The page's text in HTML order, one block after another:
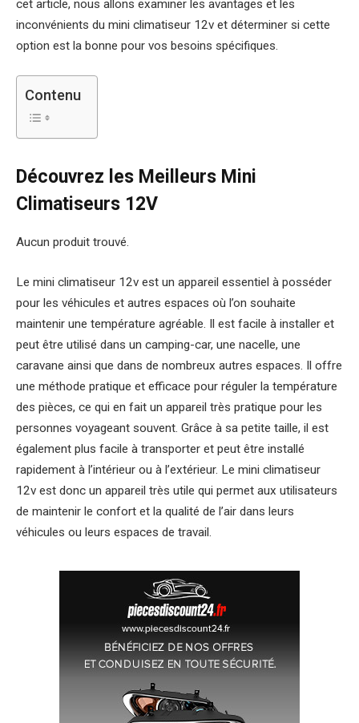
cet article, nous allons examiner les avantages et les
inconvénients du mini climatiseur 12v et déterminer si cette
option est la bonne pour vos besoins spécifiques.
Contenu
Découvrez les Meilleurs Mini
Climatiseurs 12V
Aucun produit trouvé.
Le mini climatiseur 12v est un appareil essentiel à posséder
pour les véhicules et autres espaces où l’on souhaite
maintenir une température agréable. Il est facile à installer et
peut être utilisé dans un camping-car, une nacelle, une
caravane ainsi que dans de nombreux autres espaces. Il offre
une méthode pratique et efficace pour réguler la température
des pièces, ce qui en fait un appareil très pratique pour les
personnes voyageant souvent. Grâce à sa petite taille, il est
également plus facile à transporter et peut être installé
rapidement à l’intérieur ou à l’extérieur. Le mini climatiseur
12v est donc un appareil très utile qui permet aux utilisateurs
de maintenir le confort et la qualité de l’air dans leurs
véhicules ou leurs espaces de travail.